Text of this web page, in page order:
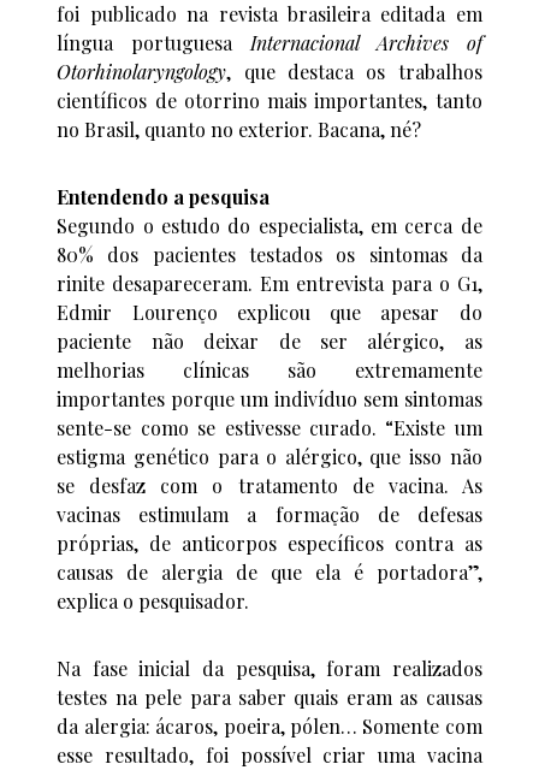
foi publicado na revista brasileira editada em
língua portuguesaInternacional Archives of
Otorhinolaryngology, que destaca os trabalhos
científicos de otorrino mais importantes, tanto
no Brasil, quanto no exterior. Bacana, né?
Entendendo a pesquisa
Segundo o estudo do especialista, em cerca de
80% dos pacientes testados os sintomas da
rinite desapareceram. Em entrevista para o G1,
Edmir Lourenço explicou que apesar do
paciente não deixar de ser alérgico, as
melhorias clínicas são extremamente
importantes porque um indivíduo sem sintomas
sente-se como se estivesse curado. “Existe um
estigma genético para o alérgico, que isso não
se desfaz com o tratamento de vacina. As
vacinas estimulam a formação de defesas
próprias, de anticorpos específicos contra as
causas de alergia de que ela é portadora”,
explica o pesquisador.
Na fase inicial da pesquisa, foram realizados
testes na pele para saber quais eram as causas
da alergia: ácaros, poeira, pólen… Somente com
esse resultado, foi possível criar uma vacina